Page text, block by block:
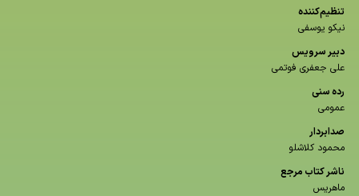
تنظیم‌کننده
نیکو یوسفی
دبیر سرویس
علی جعفری فوتمی
رده سنی
عمومی
صدابردار
محمود کلاشلو
ناشر كتاب مرجع
ماهریس